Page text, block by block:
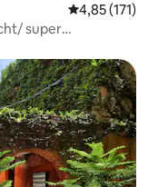
Gemiddelde
4,85 (171)
super